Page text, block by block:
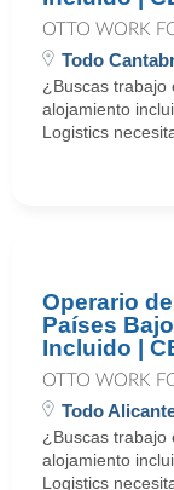
OTTO WORK
Todo
¿Buscas trabajo
alojamiento
Logistics
Operario
Países
Incluido |
OTTO WORK
Todo
¿Buscas trabajo
alojamiento
Logistics